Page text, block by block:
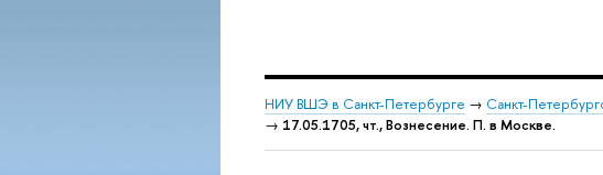
НИУ ВШЭ в Санкт-Петербурге → Санкт-
→ 17.05.1705, чт., Вознесение. П. в Москве.